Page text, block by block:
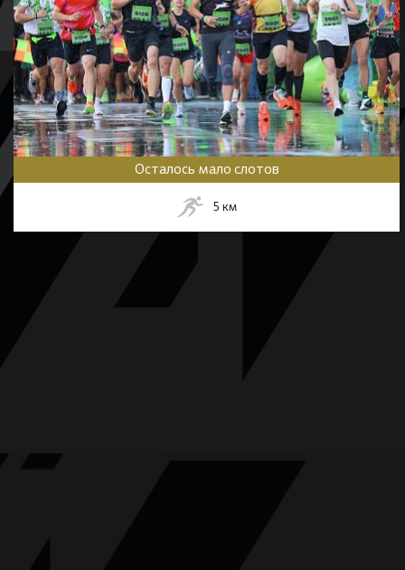
Осталось мало слотов
5 км